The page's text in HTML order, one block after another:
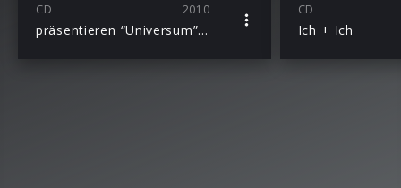
CD 2010
präsentieren “Universum” als neue Single-Version mit 2 neuen Songs “Gib Was Ab” und “Zeichen”
CD
Ich + Ich